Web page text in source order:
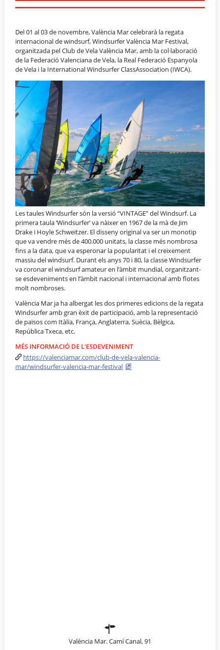
Del 01 al 03 de novembre, València Mar celebrarà la regata
internacional de windsurf, Windsurfer València Mar Festival,
organitzada pel Club de Vela València Mar, amb la col·laboració
de la Federació Valenciana de Vela, la Real Federació Espanyola
de Vela i la International Windsurfer ClassAssociation (IWCA).
Les taules Windsurfer són la versió “VINTAGE” del Windsurf. La
primera taula ‘Windsurfer’ va nàixer en 1967 de la mà de Jim
Drake i Hoyle Schweitzer. El disseny original va ser un monotip
que va vendre més de 400.000 unitats, la classe més nombrosa
fins a la data, que va esperonar la popularitat i el creixement
massiu del windsurf. Durant els anys 70 i 80, la classe Windsurfer
va coronar el windsurf amateur en l’àmbit mundial, organitzant-
se esdeveniments en l’àmbit nacional i internacional amb flotes
molt nombroses.
València Mar ja ha albergat les dos primeres edicions de la regata
Windsurfer amb gran èxit de participació, amb la representació
de països com Itàlia, França, Anglaterra, Suècia, Bèlgica,
República Txeca, etc.
MÉS INFORMACIÓ DE L'ESDEVENIMENT
https://valenciamar.com/club-de-vela-valencia-
mar/windsurfer-valencia-mar-festival
València Mar. Camí Canal, 91